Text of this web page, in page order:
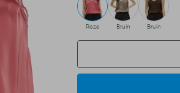
Roze Bruin Bruin